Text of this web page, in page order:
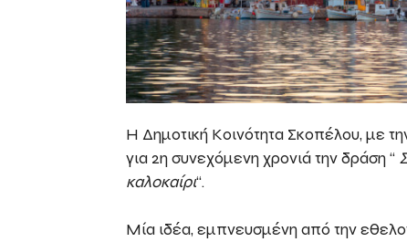
Η Δημοτική Κοινότητα Σκοπέλου, με
για 2η συνεχόμενη χρονιά την δράση “
καλοκαίρι“.
Μία ιδέα, εμπνευσμένη από την